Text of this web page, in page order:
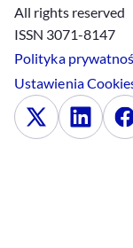
All rights reserved
ISSN 3071-8147
Polityka
Ustawienia
x